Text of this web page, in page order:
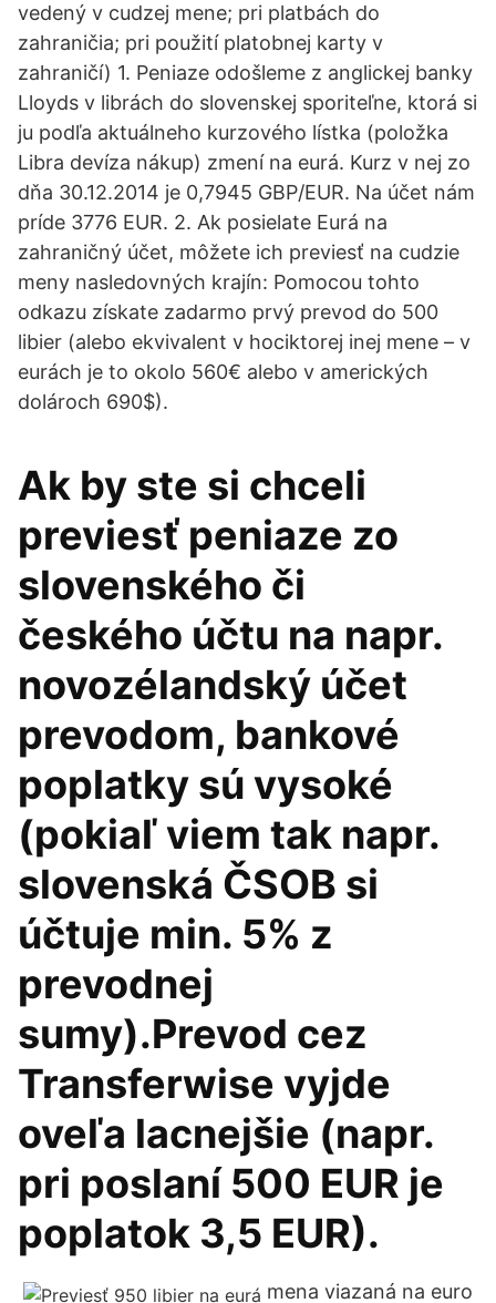
vedený v cudzej mene; pri platbách do
zahraničia; pri použití platobnej karty v
zahraničí) 1. Peniaze odošleme z anglickej banky
Lloyds v librách do slovenskej sporiteľne, ktorá si
ju podľa aktuálneho kurzového lístka (položka
Libra devíza nákup) zmení na eurá. Kurz v nej zo
dňa 30.12.2014 je 0,7945 GBP/EUR. Na účet nám
príde 3776 EUR. 2. Ak posielate Eurá na
zahraničný účet, môžete ich previesť na cudzie
meny nasledovných krajín: Pomocou tohto
odkazu získate zadarmo prvý prevod do 500
libier (alebo ekvivalent v hociktorej inej mene – v
eurách je to okolo 560€ alebo v amerických
dolároch 690$).
Ak by ste si chceli
previesť peniaze zo
slovenského či
českého účtu na napr.
novozélandský účet
prevodom, bankové
poplatky sú vysoké
(pokiaľ viem tak napr.
slovenská ČSOB si
účtuje min. 5% z
prevodnej
sumy).Prevod cez
Transferwise vyjde
oveľa lacnejšie (napr.
pri poslaní 500 EUR je
poplatok 3,5 EUR).
mena viazaná na euro